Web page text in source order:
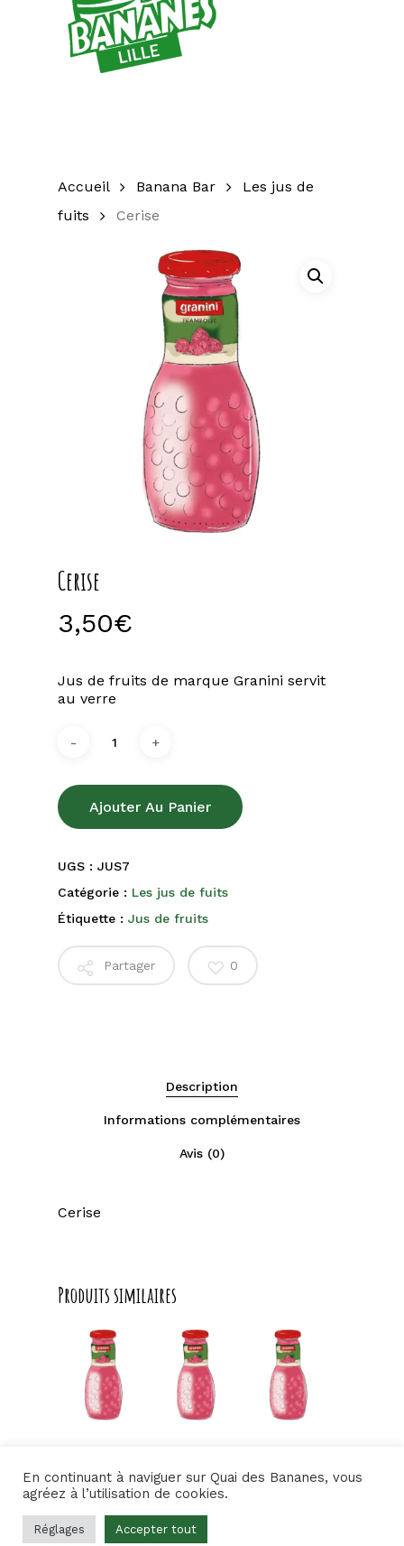
Accueil Banana Bar
Les jus de
fuits
Cerise
Cerise
3,50€
Jus de fruits de marque Granini servit
au verre
Ajouter Au Panier
UGS : JUS7
Catégorie : Les jus de fuits
Étiquette : Jus de fruits
Partager 0
Description
Informations complémentaires
Avis (0)
Cerise
Produits similaires
3,50€ 3,50€ 3,50€
En continuant à naviguer sur Quai des Bananes, vous
agréez à l’utilisation de cookies.
Réglages Accepter tout